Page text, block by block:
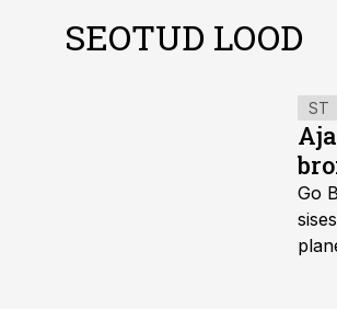
SEOTUD LOOD
ST
Go